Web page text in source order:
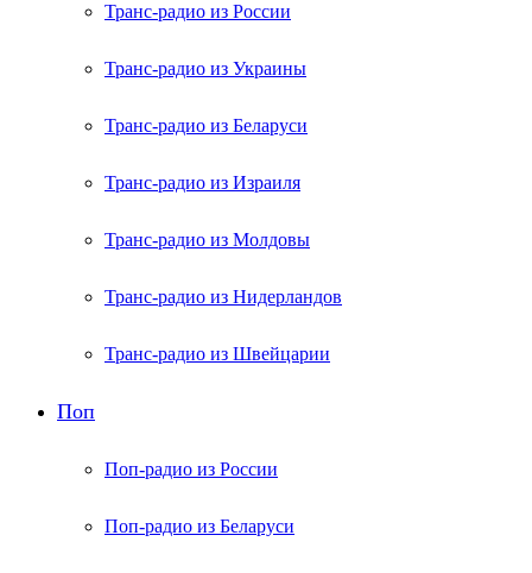
Транс-радио из России
Транс-радио из Украины
Транс-радио из Беларуси
Транс-радио из Израиля
Транс-радио из Молдовы
Транс-радио из Нидерландов
Транс-радио из Швейцарии
Поп
Поп-радио из России
Поп-радио из Беларуси